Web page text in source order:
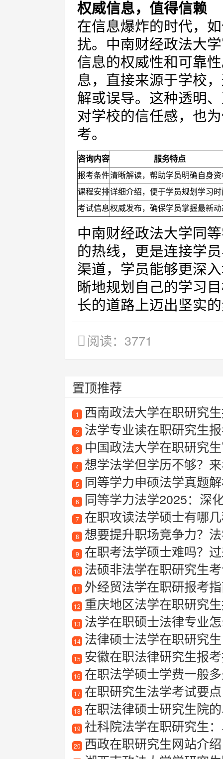
权威信息，值得信赖
在信息爆炸的时代，
扰。中南财经政法大
信息的权威性和可靠
息，直接来源于学校
解或误导。这种透明
对学校的信任感，也
考。
咨询内容
服务特点
报考条件清晰解读，帮助学员明确自身资
课程安排详细介绍，便于学员规划学习时
考试信息权威发布，确保学员掌握最新动
中南财经政法大学同
的热线，更是连接学
渠道，学员能够更深
晰地规划自己的学习
长的道路上迈出坚实
阅读：3771
置顶推荐
1 西南政法大学在职研究
2 法学专业读在职研究生
3 中国政法大学在职研究
4 想学法学但学历不够？
5 同等学力申硕法学真题
6 同等学力法学2025：深
7 在职攻读法学硕士有哪
8 想要提升职场竞争力？
9 在职考法学硕士难吗？
10 法硕非法学在职研究生
11 外经贸法学在职研报考
12 重庆地区法学在职研究生
13 法学在职硕士法律专业怎
14 法律硕士法学在职研究生
15 安徽在职法律研究生报考指
16 在职法学硕士学费一般
17 在职研究生法学考试要点
18 在职法律硕士研究生院
19 社科院法学在职研究生
20 西政在职研究生网站介绍：